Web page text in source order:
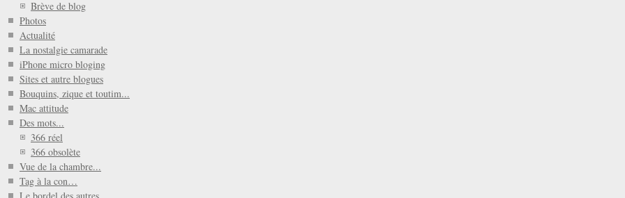
Brève de blog
Photos
Actualité
La nostalgie camarade
iPhone micro bloging
Sites et autre blogues
Bouquins, zique et toutim...
Mac attitude
Des mots...
366 réel
366 obsolète
Vue de la chambre...
Tag à la con…